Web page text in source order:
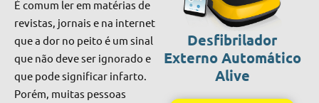
É comum ler em matérias de
revistas, jornais e na internet
que a dor no peito é um sinal
que não deve ser ignorado e
que pode significar infarto.
Porém, muitas pessoas
Desfibrilador
Externo Automático
Alive